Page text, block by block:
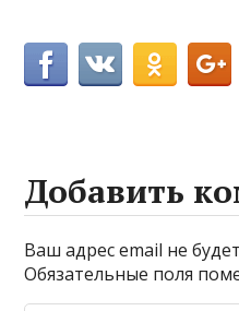
Добавить
Ваш адрес email не
Обязательные поля